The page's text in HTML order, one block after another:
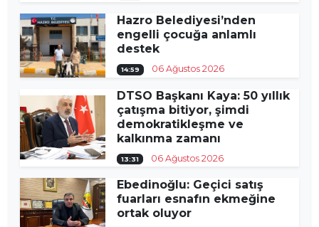
Hazro Belediyesi’nden
engelli çocuğa anlamlı
destek
14:59 06 Ağustos 2026
DTSO Başkanı Kaya: 50 yıllık
çatışma bitiyor, şimdi
demokratikleşme ve
kalkınma zamanı
13:31 06 Ağustos 2026
Ebedinoğlu: Geçici satış
fuarları esnafın ekmeğine
ortak oluyor